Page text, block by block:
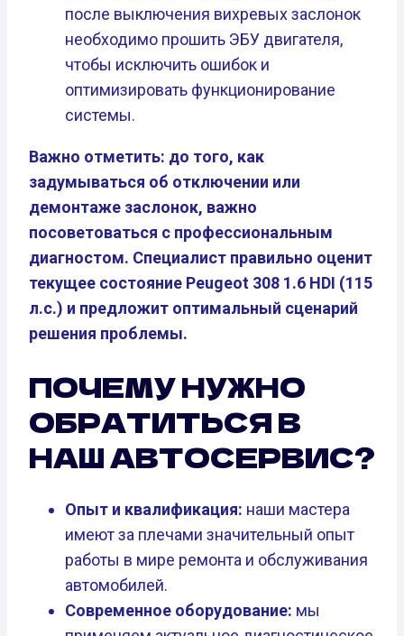
после выключения вихревых заслонок
необходимо прошить ЭБУ двигателя,
чтобы исключить ошибок и
оптимизировать функционирование
системы.
Важно отметить: до того, как
задумываться об отключении или
демонтаже заслонок, важно
посоветоваться с профессиональным
диагностом. Специалист правильно оценит
текущее состояние Peugeot 308 1.6 HDI (115
л.с.) и предложит оптимальный сценарий
решения проблемы.
ПОЧЕМУ НУЖНО
ОБРАТИТЬСЯ В
НАШ АВТОСЕРВИС?
Опыт и квалификация: наши мастера
имеют за плечами значительный опыт
работы в мире ремонта и обслуживания
автомобилей.
Современное оборудование: мы